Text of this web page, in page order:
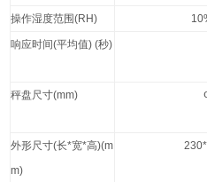
操作湿度范围(RH)
响应时间(平均值) (秒)
秤盘尺寸(mm)
外形尺寸(长*宽*高)(m
m)